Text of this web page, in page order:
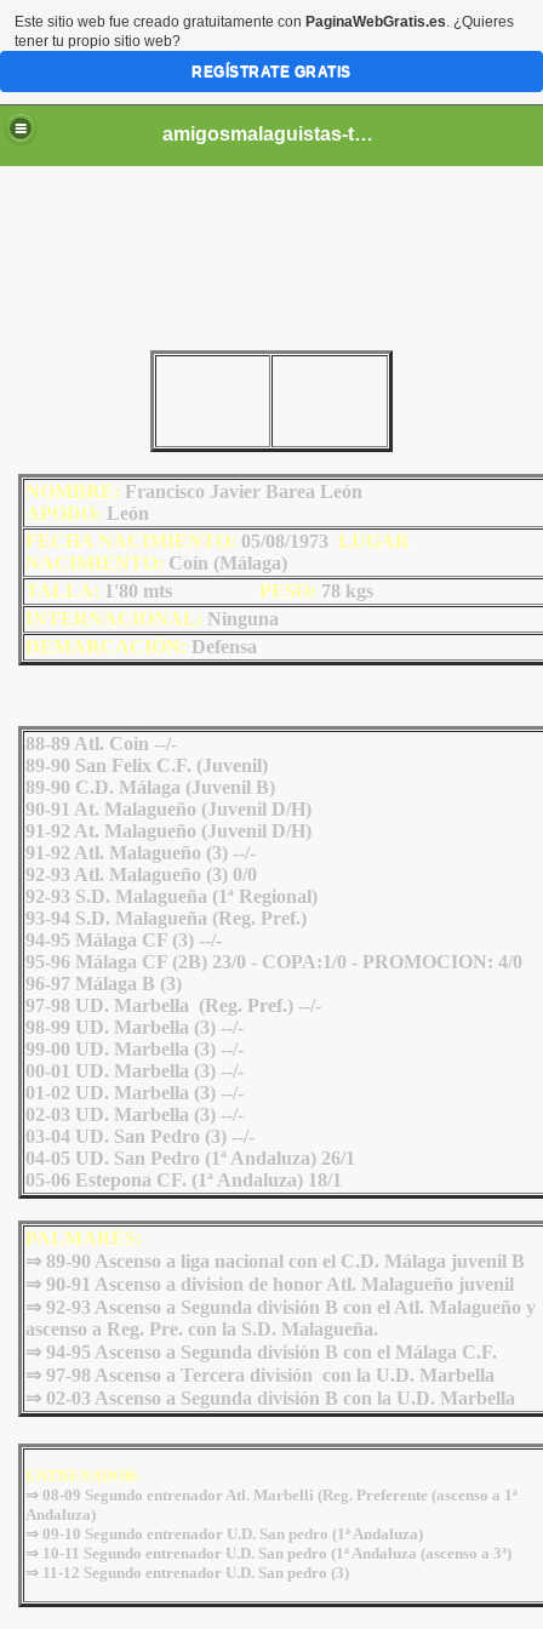
amigosmalaguistas-temporadas
NOMBRE: Francisco Javier Barea León
APODO: León
FECHA NACIMIENTO: 05/08/1973 LUGAR
NACIMIENTO: Coín (Málaga)
TALLA: 1'80 mts PESO: 78 kgs
INTERNACIONAL: Ninguna
DEMARCACIÓN: Defensa
88-89 Atl. Coin --/-
89-90 San Felix C.F. (Juvenil)
89-90 C.D. Málaga (Juvenil B)
90-91 At. Malagueño (Juvenil D/H)
91-92 At. Malagueño (Juvenil D/H)
91-92 Atl. Malagueño (3) --/-
92-93 Atl. Malagueño (3) 0/0
92-93 S.D. Malagueña (1ª Regional)
93-94 S.D. Malagueña (Reg. Pref.)
94-95 Málaga CF (3) --/-
95-96 Málaga CF (2B) 23/0 - COPA:1/0 - PROMOCION: 4/0
96-97 Málaga B (3)
97-98 UD. Marbella (Reg. Pref.) --/-
98-99 UD. Marbella (3) --/-
99-00 UD. Marbella (3) --/-
00-01 UD. Marbella (3) --/-
01-02 UD. Marbella (3) --/-
02-03 UD. Marbella (3) --/-
03-04 UD. San Pedro (3) --/-
04-05 UD. San Pedro (1ª Andaluza) 26/1
05-06 Estepona CF. (1ª Andaluza) 18/1
PALMARÉS:
⇒ 89-90 Ascenso a liga nacional con el C.D. Málaga juvenil B
⇒ 90-91 Ascenso a division de honor Atl. Malagueño juvenil
⇒ 92-93 Ascenso a Segunda división B con el Atl. Malagueño y
ascenso a Reg. Pre. con la S.D. Malagueña.
⇒ 94-95 Ascenso a Segunda división B con el Málaga C.F.
⇒ 97-98 Ascenso a Tercera división con la U.D. Marbella
⇒ 02-03 Ascenso a Segunda división B con la U.D. Marbella
ENTRENADOR:
⇒ 08-09 Segundo entrenador Atl. Marbelli (Reg. Preferente (ascenso a 1ª
Andaluza)
⇒ 09-10 Segundo entrenador U.D. San pedro (1ª Andaluza)
⇒ 10-11 Segundo entrenador U.D. San pedro (1ª Andaluza (ascenso a 3ª)
⇒ 11-12 Segundo entrenador U.D. San pedro (3)
Este sitio web fue creado gratuitamente con PaginaWebGratis.es. ¿Quieres
tener tu propio sitio web?
REGÍSTRATE GRATIS